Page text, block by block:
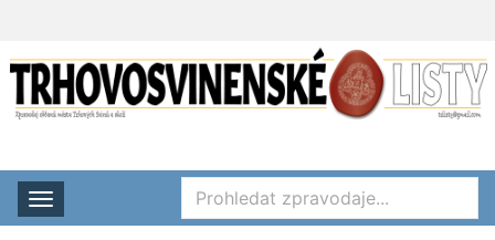
Rozbalit nabídku